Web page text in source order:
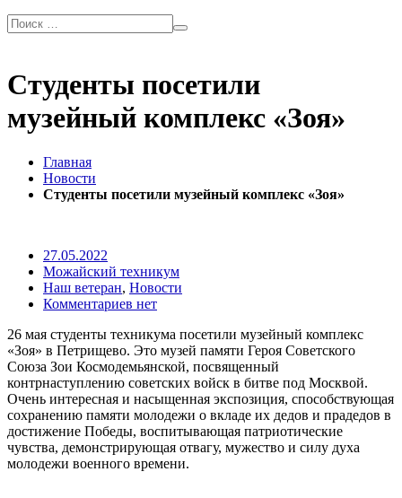
Студенты посетили
музейный комплекс «Зоя»
Главная
Новости
Студенты посетили музейный комплекс «Зоя»
27.05.2022
Можайский техникум
Наш ветеран, Новости
Комментариев нет
26 мая студенты техникума посетили музейный комплекс
«Зоя» в Петрищево. Это музей памяти Героя Советского
Союза Зои Космодемьянской, посвященный
контрнаступлению советских войск в битве под Москвой.
Очень интересная и насыщенная экспозиция, способствующая
сохранению памяти молодежи о вкладе их дедов и прадедов в
достижение Победы, воспитывающая патриотические
чувства, демонстрирующая отвагу, мужество и силу духа
молодежи военного времени.